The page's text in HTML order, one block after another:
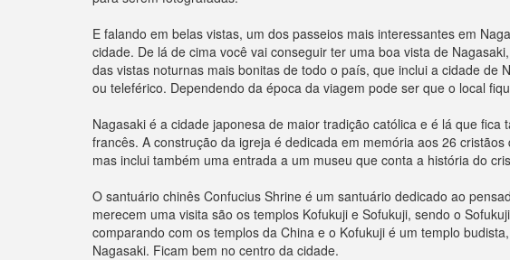
E falando em belas vistas, um dos passeios mais interessantes em
cidade. De lá de cima você vai conseguir ter uma boa vista de
das vistas noturnas mais bonitas de todo o país, que inclui a cidade
ou teleférico. Dependendo da época da viagem pode ser que o local
Nagasaki é a cidade japonesa de maior tradição católica e é lá que
francês. A construção da igreja é dedicada em memória aos 26
mas inclui também uma entrada a um museu que conta a história do
O santuário chinês Confucius Shrine é um santuário dedicado ao
merecem uma visita são os templos Kofukuji e Sofukuji, sendo o
comparando com os templos da China e o Kofukuji é um templo
Nagasaki. Ficam bem no centro da cidade.